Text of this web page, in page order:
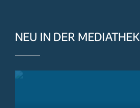
NEU IN DER MEDIATHEK